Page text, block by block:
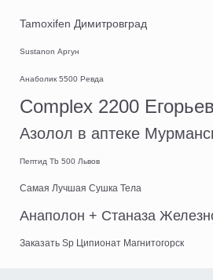
Tamoxifen Димитровград
Sustanon Аргун
Анаболик 5500 Ревда
Complex 2200
Азолол в аптеке
Пептид Tb 500 Львов
Самая Лучшая Сушка Тела
Анаполон + Станаза
Заказать Sp Ципионат Магнитогорск